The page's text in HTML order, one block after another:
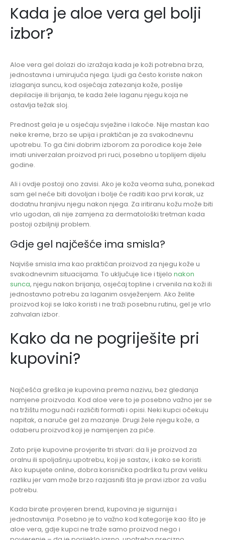
Kada je aloe vera gel bolji
izbor?
Aloe vera gel dolazi do izražaja kada je koži potrebna brza,
jednostavna i umirujuća njega. Ljudi ga često koriste nakon
izlaganja suncu, kod osjećaja zatezanja kože, poslije
depilacije ili brijanja, te kada žele laganu njegu koja ne
ostavlja težak sloj.
Prednost gela je u osjećaju svježine i lakoće. Nije mastan kao
neke kreme, brzo se upija i praktičan je za svakodnevnu
upotrebu. To ga čini dobrim izborom za porodice koje žele
imati univerzalan proizvod pri ruci, posebno u toplijem dijelu
godine.
Ali i ovdje postoji ono zavisi. Ako je koža veoma suha, ponekad
sam gel neće biti dovoljan i bolje će raditi kao prvi korak, uz
dodatnu hranjivu njegu nakon njega. Za iritiranu kožu može biti
vrlo ugodan, ali nije zamjena za dermatološki tretman kada
postoji ozbiljniji problem.
Gdje gel najčešće ima smisla?
Najviše smisla ima kao praktičan proizvod za njegu kože u
svakodnevnim situacijama. To uključuje lice i tijelo nakon
sunca, njegu nakon brijanja, osjećaj topline i crvenila na koži ili
jednostavno potrebu za laganim osvježenjem. Ako želite
proizvod koji se lako koristi i ne traži posebnu rutinu, gel je vrlo
zahvalan izbor.
Kako da ne pogriješite pri
kupovini?
Najčešća greška je kupovina prema nazivu, bez gledanja
namjene proizvoda. Kod aloe vere to je posebno važno jer se
na tržištu mogu naći različiti formati i opisi. Neki kupci očekuju
napitak, a naruče gel za mazanje. Drugi žele njegu kože, a
odaberu proizvod koji je namijenjen za piće.
Zato prije kupovine provjerite tri stvari: da li je proizvod za
oralnu ili spoljašnju upotrebu, koji je sastav, i kako se koristi.
Ako kupujete online, dobra korisnička podrška tu pravi veliku
razliku jer vam može brzo razjasniti šta je pravi izbor za vašu
potrebu.
Kada birate provjeren brend, kupovina je sigurnija i
jednostavnija. Posebno je to važno kod kategorije kao što je
aloe vera, gdje kupci ne traže samo proizvod nego i